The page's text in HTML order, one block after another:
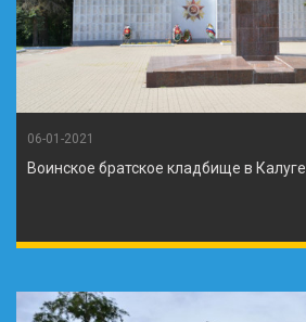
06-01-2021
Воинское братское кладбище в Калуге